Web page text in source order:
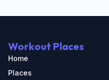
Workout Places
Home
Places